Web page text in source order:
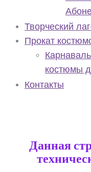
Творческий
Прокат
костюмы
Контакты
Данная